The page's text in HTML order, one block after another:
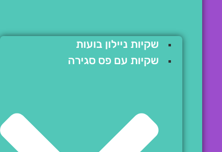
שקיות ניילון בועות
שקיות עם פס סגירה